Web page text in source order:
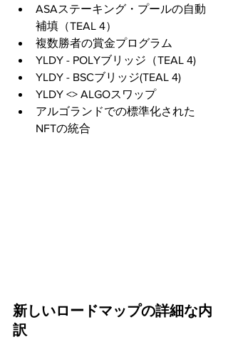
ASAステーキング・プールの自動
補填（TEAL 4）
複数勝者の賞金プログラム
YLDY - POLYブリッジ（TEAL 4)
YLDY - BSCブリッジ(TEAL 4)
YLDY <> ALGOスワップ
アルゴランドでの標準化された
NFTの統合
新しいロードマップの詳細な内
訳